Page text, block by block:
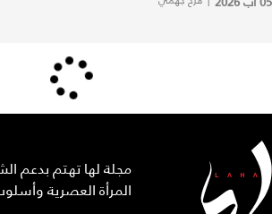
مجلة لها تهتم بدعم
المرأة العصرية